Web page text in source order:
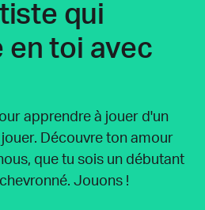
qui
en toi avec
apprendre à jouer d'un
Découvre ton amour
que tu sois un débutant
Jouons !